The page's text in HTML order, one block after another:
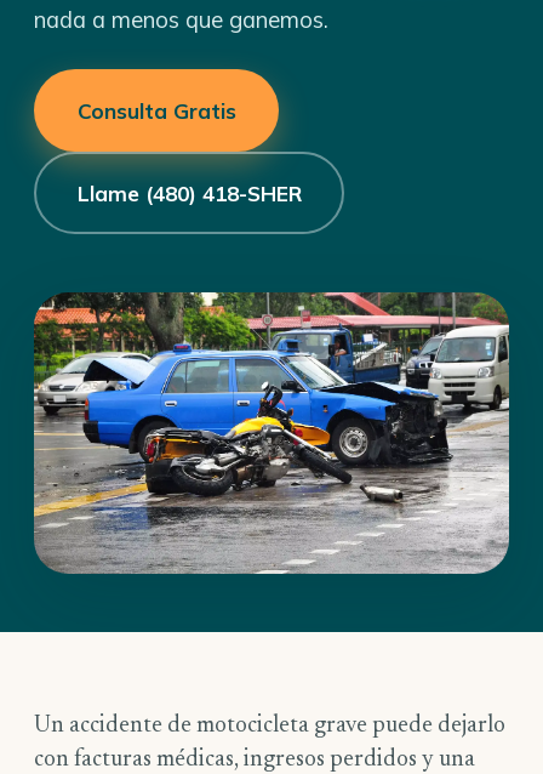
nada a menos que ganemos.
Consulta Gratis
Llame (480) 418-SHER
Un accidente de motocicleta grave puede dejarlo
con facturas médicas, ingresos perdidos y una